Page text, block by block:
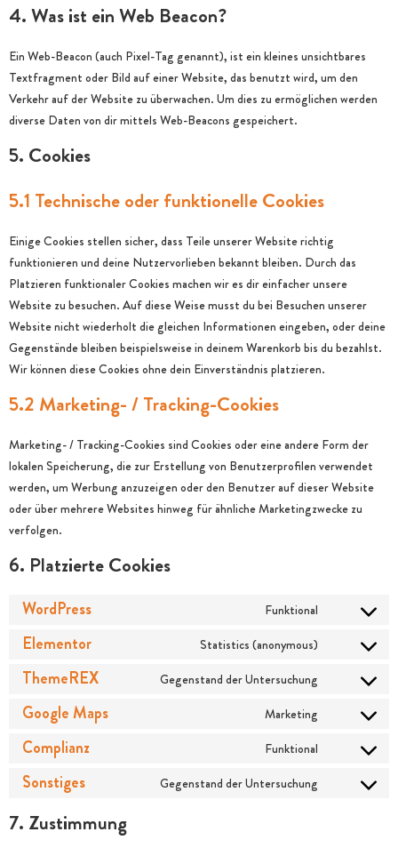
4. Was ist ein Web Beacon?
Ein Web-Beacon (auch Pixel-Tag genannt), ist ein kleines unsichtbares
Textfragment oder Bild auf einer Website, das benutzt wird, um den
Verkehr auf der Website zu überwachen. Um dies zu ermöglichen werden
diverse Daten von dir mittels Web-Beacons gespeichert.
5. Cookies
5.1 Technische oder funktionelle Cookies
Einige Cookies stellen sicher, dass Teile unserer Website richtig
funktionieren und deine Nutzervorlieben bekannt bleiben. Durch das
Platzieren funktionaler Cookies machen wir es dir einfacher unsere
Website zu besuchen. Auf diese Weise musst du bei Besuchen unserer
Website nicht wiederholt die gleichen Informationen eingeben, oder deine
Gegenstände bleiben beispielsweise in deinem Warenkorb bis du bezahlst.
Wir können diese Cookies ohne dein Einverständnis platzieren.
5.2 Marketing- / Tracking-Cookies
Marketing- / Tracking-Cookies sind Cookies oder eine andere Form der
lokalen Speicherung, die zur Erstellung von Benutzerprofilen verwendet
werden, um Werbung anzuzeigen oder den Benutzer auf dieser Website
oder über mehrere Websites hinweg für ähnliche Marketingzwecke zu
verfolgen.
6. Platzierte Cookies
WordPress Funktional
Elementor Statistics (anonymous)
ThemeREX Gegenstand der Untersuchung
Google Maps Marketing
Complianz Funktional
Sonstiges Gegenstand der Untersuchung
7. Zustimmung